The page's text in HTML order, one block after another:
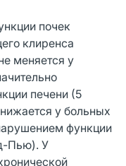
почек
клиренса
меняется у
печени (5
у больных
функции
Пью). У